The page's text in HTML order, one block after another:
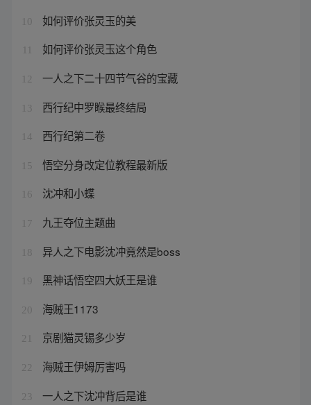
10 如何评价张灵玉的美
如何评价张灵玉这个角色
12 一人之下二十四节气谷的宝藏
13 西行纪中罗睺最终结局
14 西行纪第二卷
15 悟空分身改定位教程最新版
16 沈冲和小蝶
17 九王夺位主题曲
18 异人之下电影沈冲竟然是boss
19 黑神话悟空四大妖王是谁
20 海贼王1173
21 京剧猫灵锡多少岁
22 海贼王伊姆厉害吗
23 一人之下沈冲背后是谁